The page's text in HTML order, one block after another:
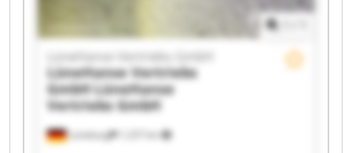
Lüneburg 1,237 km
LüneHanse Vertriebs GmbH
LüneHanse Vertriebs
GmbH LüneHanse
Vertriebs GmbH